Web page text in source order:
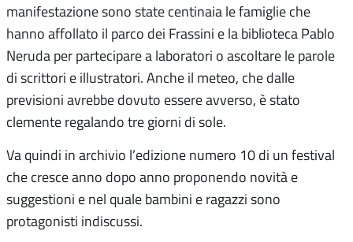
manifestazione sono state centinaia le famiglie che
hanno affollato il parco dei Frassini e la biblioteca Pablo
Neruda per partecipare a laboratori o ascoltare le parole
di scrittori e illustratori. Anche il meteo, che dalle
previsioni avrebbe dovuto essere avverso, è stato
clemente regalando tre giorni di sole.
Va quindi in archivio l’edizione numero 10 di un festival
che cresce anno dopo anno proponendo novità e
suggestioni e nel quale bambini e ragazzi sono
protagonisti indiscussi.